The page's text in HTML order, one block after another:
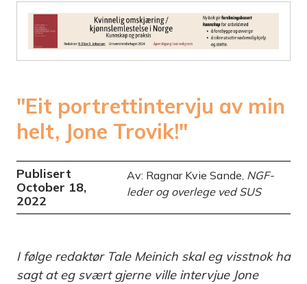
"Eit portrettintervju av min
helt, Jone Trovik!"
Publisert
October 18,
2022
Av: Ragnar Kvie Sande, NGF-
leder og overlege ved SUS
I følge redaktør Tale Meinich skal eg visstnok ha
sagt at eg svært gjerne ville intervjue Jone